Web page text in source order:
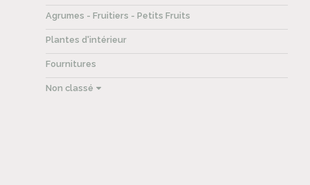
Agrumes - Fruitiers - Petits Fruits
Plantes d'intérieur
Fournitures
Non classé